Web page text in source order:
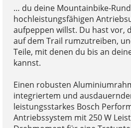
… du deine Mountainbike-
hochleistungsfähigen
aufpeppen willst. Du hast vor,
auf dem Trail rumzutreiben,
Teile, mit denen du bis an
kannst.
Einen robusten
integriertem und
leistungsstarkes Bosch
Antriebssystem mit 250 W